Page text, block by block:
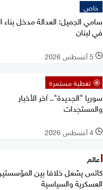
خاص
سامي الجميل: العدالة مدخل بناء
في لبنان
l 5 أغسطس 2026
تغطية مستمرة
سوريا "الجديدة".. آخر الأخبار
والمستجدات
l 4 أغسطس 2026
عالم
كاتس يشعل خلافا بين
العسكرية والسياسية